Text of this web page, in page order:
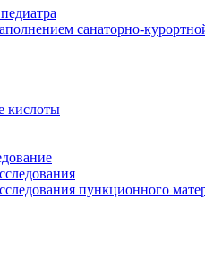
санаторно-
кислоты
пункционного